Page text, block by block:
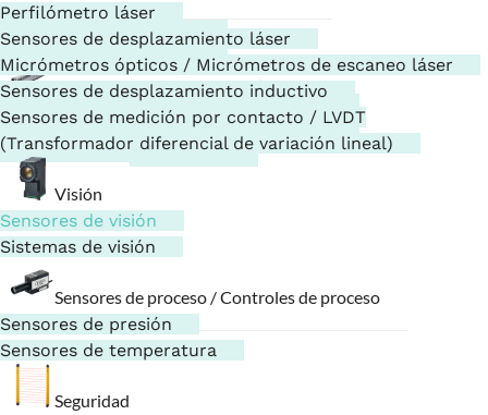
Lectores de códigos
Escáneres portátiles
Ionizadores / Electrostática
Eliminadores de estática / Ionizadores
Sensores electrostáticos
Perfilómetro láser
Sensores de desplazamiento láser
Micrómetros ópticos / Micrómetros de escaneo láser
Sensores de desplazamiento inductivo
Sensores de medición por contacto / LVDT
(Transformador diferencial de variación lineal)
Visión
Sensores de visión
Sistemas de visión
Sensores de proceso / Controles de proceso
Sensores de presión
Sensores de temperatura
Seguridad